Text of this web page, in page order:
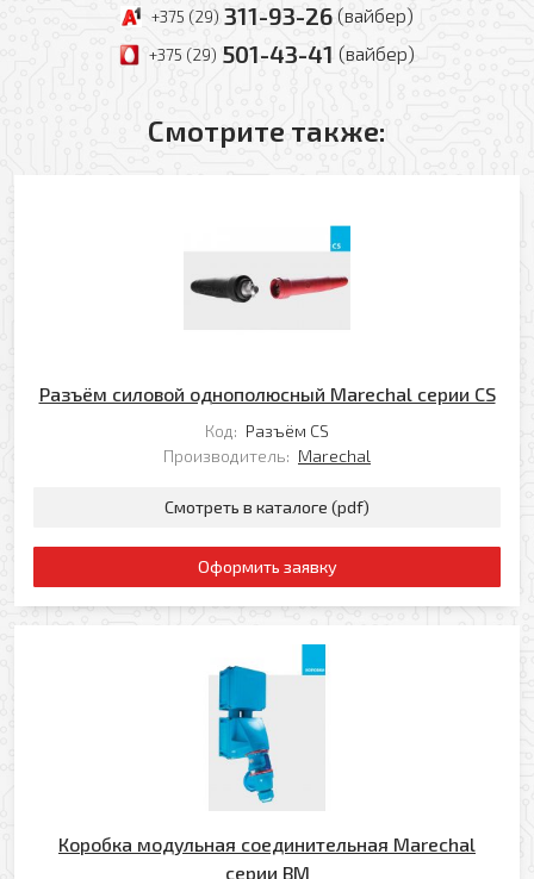
+375 (29) 311-93-26 (вайбер)
+375 (29) 501-43-41 (вайбер)
Смотрите также:
Разъём силовой однополюсный Marechal серии CS
Код: Разъём CS
Производитель: Marechal
Смотреть в каталоге (pdf)
Оформить заявку
Коробка модульная соединительная Marechal
серии BM
Оформить заявку
Прикрепить файл